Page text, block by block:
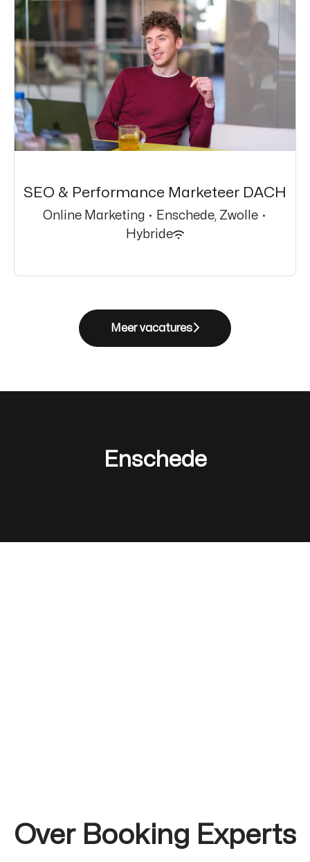
SEO & Performance Marketeer DACH
Online Marketing · Enschede, Zwolle ·
Hybride
Meer vacatures
Enschede
Over Booking Experts